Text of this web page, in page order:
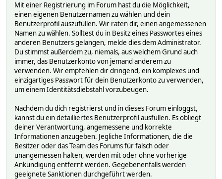
Mit einer Registrierung im Forum hast du die Möglichkeit,
einen eigenen Benutzernamen zu wählen und dein
Benutzerprofil auszufüllen. Wir raten dir, einen angemessenen
Namen zu wählen. Solltest du in Besitz eines Passwortes eines
anderen Benutzers gelangen, melde dies dem Administrator.
Du stimmst außerdem zu, niemals, aus welchem Grund auch
immer, das Benutzerkonto von jemand anderem zu
verwenden. Wir empfehlen dir dringend, ein komplexes und
einzigartiges Passwort für dein Benutzerkonto zu verwenden,
um einem Identitätsdiebstahl vorzubeugen.
Nachdem du dich registrierst und in dieses Forum einloggst,
kannst du ein detailliertes Benutzerprofil ausfüllen. Es obliegt
deiner Verantwortung, angemessene und korrekte
Informationen anzugeben. Jegliche Informationen, die die
Besitzer oder das Team des Forums für falsch oder
unangemessen halten, werden mit oder ohne vorherige
Ankündigung entfernt werden. Gegebenenfalls werden
geeignete Sanktionen durchgeführt werden.